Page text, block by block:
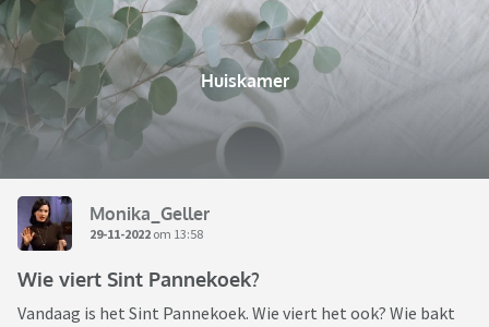
Huiskamer
Monika_Geller
29-11-2022 om 13:58
Wie viert Sint Pannekoek?
Vandaag is het Sint Pannekoek. Wie viert het ook? Wie bakt